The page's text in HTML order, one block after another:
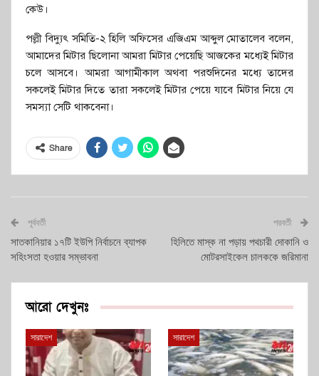
কেউ।
পল্লী বিদ্যুৎ সমিতি-২ হিলি অফিসের এজিএম আব্দুল মোতালেব বলেন,
আমাদের মিটার ছিলোনা আমরা মিটার পেয়েছি আজকের মধ্যেই মিটার
চলে আসবে। আমরা আগামীকাল অথবা পরশুদিনের মধ্যে তাদের
সকলেই মিটার দিতে তারা সকলেই মিটার পেয়ে যাবে মিটার নিয়ে যে
সমস্যা সেটি থাকবেনা।
Share
পূর্ববর্তী
সাতকানিয়ার ১৭টি ইউপি নির্বাচনে ব্যাপক
সহিংসতা হওয়ার সম্ভাবনা
পরবর্তী
হিলিতে মাস্ক না পড়ায় পথচারী দোকানি ও
মোটরসাইকেল চালককে জরিমানা
আরো দেখুনঃ
সারাদেশ সারাদেশ